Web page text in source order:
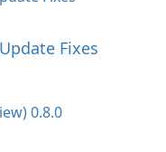
Fixes